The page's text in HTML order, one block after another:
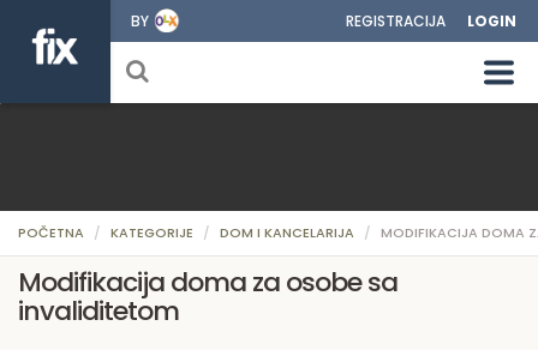
BY REGISTRACIJA LOGIN
POČETNA KATEGORIJE DOM I KANCELARIJA MODIFIKACIJA DOMA
Modifikacija doma za osobe sa
invaliditetom